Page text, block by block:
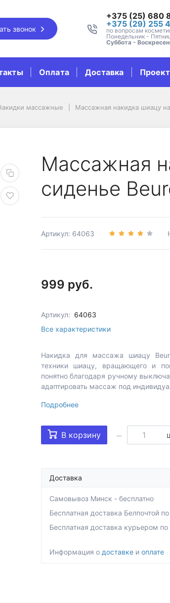
звонок
+375 (25) 680
+375 (29) 255
по вопросам
Понедельник -
Суббота -
Оплата Доставка
массажные Массажная накидка шиацу
Массажная
сиденье
Артикул: 64063
999 руб.
Артикул: 64063
Все характеристики
Накидка для массажа шиацу
техники шиацу, вращающего и
понятно благодаря ручному
адаптировать массаж под
Подробнее
В корзину
Доставка
Самовывоз Минск - бесплатно
Бесплатная доставка Белпочтой
Бесплатная доставка курьером
Информация о доставке и оплате